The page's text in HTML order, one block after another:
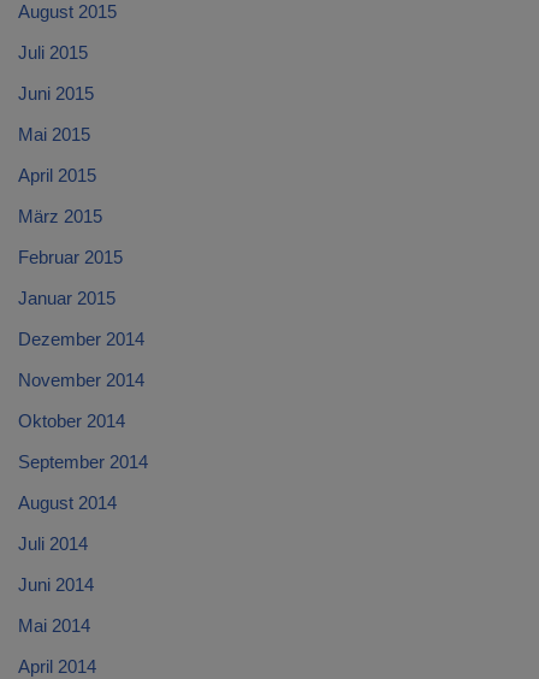
August 2015
Juli 2015
Juni 2015
Mai 2015
April 2015
März 2015
Februar 2015
Januar 2015
Dezember 2014
November 2014
Oktober 2014
September 2014
August 2014
Juli 2014
Juni 2014
Mai 2014
April 2014